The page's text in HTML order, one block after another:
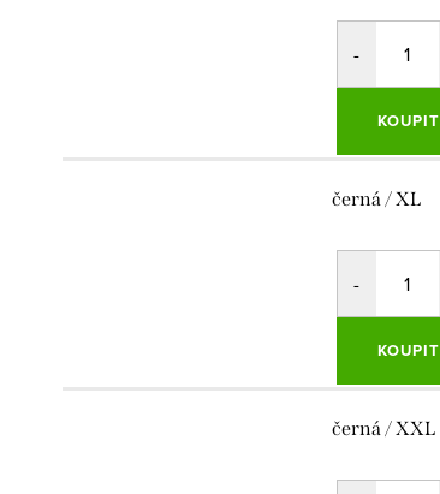
KOUPIT
černá / XL
KOUPIT
černá / XXL